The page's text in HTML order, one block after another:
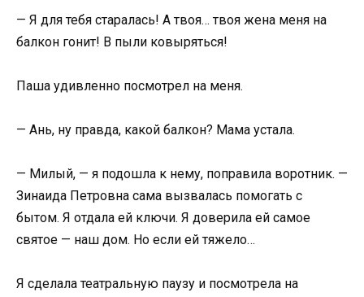
— Я для тебя старалась! А твоя… твоя жена меня на
балкон гонит! В пыли ковыряться!
Паша удивленно посмотрел на меня.
— Ань, ну правда, какой балкон? Мама устала.
— Милый, — я подошла к нему, поправила воротник. —
Зинаида Петровна сама вызвалась помогать с
бытом. Я отдала ей ключи. Я доверила ей самое
святое — наш дом. Но если ей тяжело…
Я сделала театральную паузу и посмотрела на